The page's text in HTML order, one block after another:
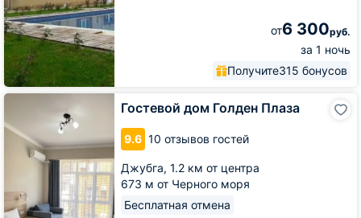
от6 300руб.
за 1 ночь
Получите315 бонусов
Гостевой дом Голден Плаза
9.6 10 отзывов гостей
Джубга, 1.2 км от центра
673 м от Черного моря
Бесплатная отмена
Гостевой
Голден
Плаза